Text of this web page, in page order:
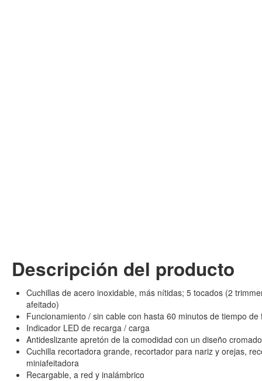
Descripción del producto
Cuchillas de acero inoxidable, más nítidas; 5 tocados (2
afeitado)
Funcionamiento / sin cable con hasta 60 minutos de tiempo de
Indicador LED de recarga / carga
Antideslizante apretón de la comodidad con un diseño
Cuchilla recortadora grande, recortador para nariz y orejas,
miniafeitadora
Recargable, a red y inalámbrico